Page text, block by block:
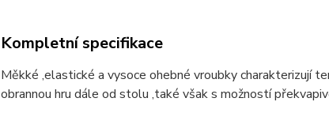
Kompletní specifikace
Měkké ,elastické a vysoce ohebné vroubky charakterizují
obrannou hru dále od stolu ,také však s možností